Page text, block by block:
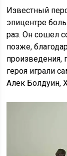
Известный
эпицентре
раз. Он сошел
позже,
произведения,
героя играли
Алек Болдуин,